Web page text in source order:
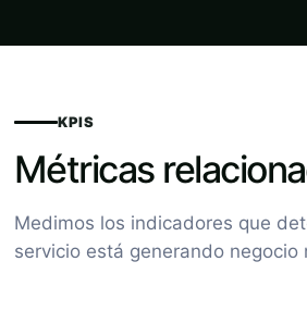
KPIS
Métricas
Medimos los indicadores que
servicio está generando negocio